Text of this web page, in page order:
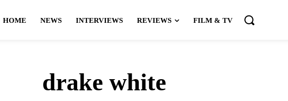
HOME NEWS INTERVIEWS REVIEWS FILM & TV
drake white